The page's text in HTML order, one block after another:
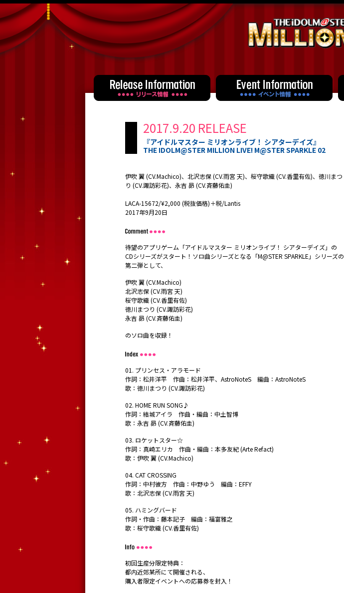
2017.9.20 RELEASE
『アイドルマスター ミリオンライブ！ シアターデイズ』
THE IDOLM@STER MILLION LIVE! M@STER SPARKLE 02
伊吹 翼 (CV.Machico)、北沢志保 (CV.雨宮 天)、桜守歌織 (CV.香里有佐)、徳川まつ
り (CV.諏訪彩花)、永吉 昴 (CV.斉藤佑圭)
LACA-15672/¥2,000 (税抜価格)＋税/Lantis
2017年9月20日
待望のアプリゲーム「アイドルマスター ミリオンライブ！ シアターデイズ」の
CDシリーズがスタート！ソロ曲シリーズとなる「M@STER SPARKLE」シリーズの
第二弾として、
伊吹 翼 (CV.Machico)
北沢志保 (CV.雨宮 天)
桜守歌織 (CV.香里有佐)
徳川まつり (CV.諏訪彩花)
永吉 昴 (CV.斉藤佑圭)
のソロ曲を収録！
01. プリンセス・アラモード
作詞：松井洋平 作曲：松井洋平、AstroNoteS 編曲：AstroNoteS
歌：徳川まつり (CV.諏訪彩花)
02. HOME RUN SONG♪
作詞：結城アイラ 作曲・編曲：中土智博
歌：永吉 昴 (CV.斉藤佑圭)
03. ロケットスター☆
作詞：真崎エリカ 作曲・編曲：本多友紀 (Arte Refact)
歌：伊吹 翼 (CV.Machico)
04. CAT CROSSING
作詞：中村彼方 作曲：中野ゆう 編曲：EFFY
歌：北沢志保 (CV.雨宮 天)
05. ハミングバード
作詞・作曲：藤本記子 編曲：福富雅之
歌：桜守歌織 (CV.香里有佐)
初回生産分限定特典：
都内近郊某所にて開催される、
購入者限定イベントへの応募券を封入！